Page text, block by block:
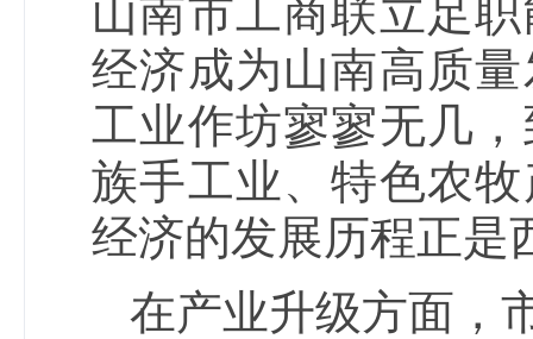
山南市工商联立足
经济成为山南高质
工业作坊寥寥无几
族手工业、特色农
经济的发展历程正是
在产业升级方面，